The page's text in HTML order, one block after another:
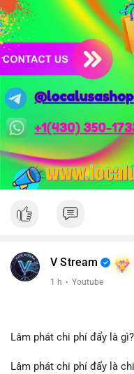
BTC chỉ ở mức 0.0035%.
tích lũy dài hạn nhưng cần
Xem chi tiết các bài viết
#whalealertbtc #clarityact
#xrpledger
V Stream
1 h · Youtube
Lâm phát chi phí đẩy là
Lâm phát chi phí đẩy là